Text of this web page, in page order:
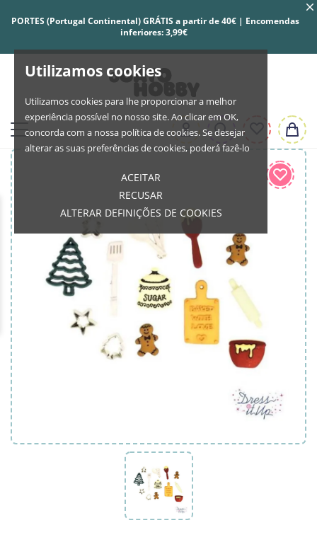
Utilizamos cookies
Utilizamos cookies para lhe proporcionar a melhor
experiência possível no nosso site. Ao clicar em OK,
concorda com a nossa política de cookies. Se desejar
alterar as suas preferências de cookies, poderá fazê-lo
ACEITAR
RECUSAR
ALTERAR DEFINIÇÕES DE COOKIES
PORTES (Portugal Continental) GRÁTIS a partir de 40€ | Encomendas
inferiores: 3,99€